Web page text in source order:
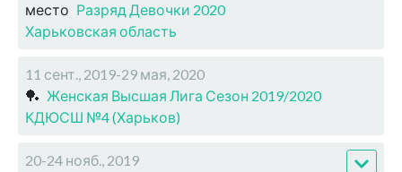
место Разряд Девочки 2020
Харьковская область
11 сент., 2019-29 мая, 2020
🏓 Женская Высшая Лига Сезон 2019/2020
КДЮСШ №4 (Харьков)
20-24 нояб., 2019